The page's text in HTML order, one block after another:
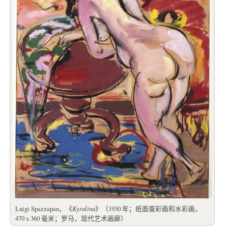
Luigi Spazzapan，《Kyralina》（1930 年；纸面蛋彩画和水彩画，
470 x 360 毫米；罗马，现代艺术画廊）